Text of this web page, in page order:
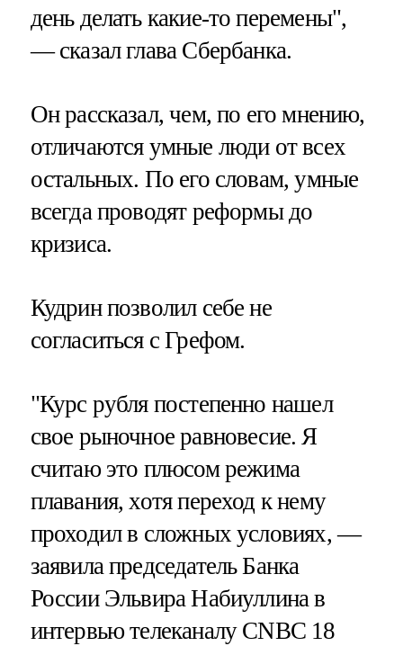
день делать какие-то перемены",
— сказал глава Сбербанка.
Он рассказал, чем, по его мнению,
отличаются умные люди от всех
остальных. По его словам, умные
всегда проводят реформы до
кризиса.
Кудрин позволил себе не
согласиться с Грефом.
"Курс рубля постепенно нашел
свое рыночное равновесие. Я
считаю это плюсом режима
плавания, хотя переход к нему
проходил в сложных условиях, —
заявила председатель Банка
России Эльвира Набиуллина в
интервью телеканалу CNBC 18